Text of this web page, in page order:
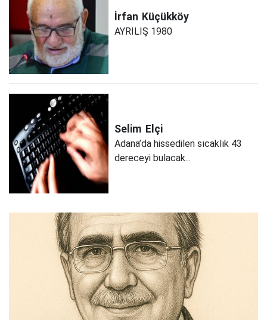
İrfan Küçükköy
AYRILIŞ 1980
Selim Elçi
Adana’da hissedilen sıcaklık 43
dereceyi bulacak...